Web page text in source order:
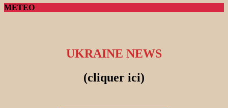
METEO
UKRAINE NEWS
(cliquer ici)